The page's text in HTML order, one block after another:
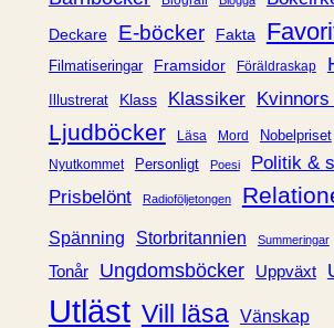
Deckare E-böcker Fakta
Filmatiseringar Framsidor Föräldraskap
Illustrerat Klass Klassiker
Ljudböcker
Läsa Mord Nobelpriset
Nyutkommet Personligt Poesi
Politik &
Prisbelönt
Radioföljetongen
Spänning Storbritannien Summeringar
Tonår Ungdomsböcker Uppväxt
Utläst Vill läsa Vänskap